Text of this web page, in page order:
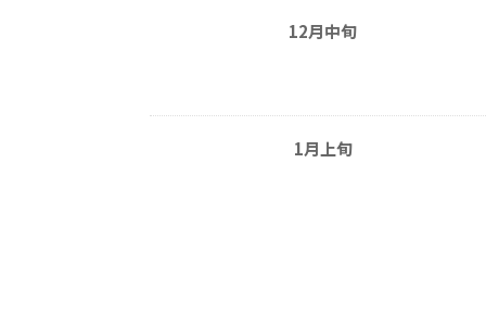
12月中旬
1月上旬